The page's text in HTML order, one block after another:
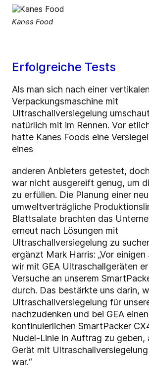
Kanes Food
Erfolgreiche Tests
Als man sich nach einer vertikalen
Verpackungsmaschine mit
Ultraschallversiegelung
natürlich mit im Rennen. Vor
hatte Kanes Foods eine
eines
anderen Anbieters getestet,
war nicht ausgereift genug, um
zu erfüllen. Die Planung einer
umweltverträgliche
Blattsalate brachten das
erneut nach Lösungen mit
Ultraschallversiegelung zu
ergänzt Mark Harris: „Vor
wir mit GEA Ultraschallgeräten
Versuche an unserem
durch. Das bestärkte uns darin,
Ultraschallversiegelung für
nachzudenken und bei GEA einen
kontinuierlichen SmartPacker
Nudel-Linie in Auftrag zu geben,
Gerät mit
war.“